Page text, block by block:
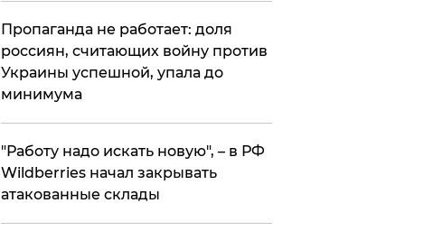
​Пропаганда не работает: доля
россиян, считающих войну против
Украины успешной, упала до
минимума
"Работу надо искать новую", – в РФ
Wildberries начал закрывать
атакованные склады